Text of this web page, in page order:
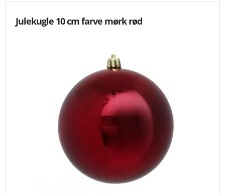
Julekugle 10 cm farve mørk rød